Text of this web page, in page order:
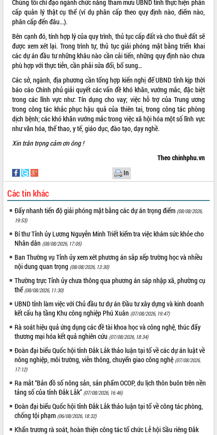
UBND tỉnh họp báo định kỳ tháng 4
năm 2026
Hội thảo khoa học “Giải pháp thúc đẩy
phát triển nền kinh tế xanh tại tỉnh
Đắk Lắk”
Tăng cường giám sát, đôn đốc thực
hiện nhiệm vụ quản lý tài sản công
hàng tuần
Tháo gỡ những vướng mắc, đẩy mạnh
công tác cải cách thủ tục hành chính
tại Trung tâm Phục vụ hành chính
công tỉnh
Đắk Lắk: Tôn vinh 46 giải pháp tại Hội
thi Sáng tạo Kỹ thuật 2024 - 2025
về phát triển nuôi trồng thủy sản
Phó Chủ tịch UBND tỉnh Đắk Lắk
Trương Công Thái kiểm tra thực địa
Dự án cao tốc Khánh Hòa - Buôn Ma
Thuột
Định vị cà phê Việt Nam như một “di
sản sống” trong dòng chảy toàn cầu
Xây dựng nông thôn mới: Nâng cao đời
sống người dân từ những mô hình thiết
thực
nhanh tiến độ các dự án trọng điểm
trong Khu kinh tế Nam Phú Yên
Hòn Yến phát triển du lịch gắn với bảo
tồn biển
Lấy ý kiến điều chỉnh Quy hoạch tỉnh
Đắk Lắk thời kỳ 2021-2030, tầm nhìn
đến năm 2050
Phát động chiến dịch 30 ngày đêm
giải phóng mặt bằng Tuyến đường bộ
ven biển
Đắk Lắk nỗ lực thúc đẩy tăng trưởng
II/2026
Đắk Lắk ký kết thỏa thuận hợp tác về
chuyển đổi số giai đoạn 2026 – 2030
Chúng tôi chỉ đạo ngành chức năng tham mưu UBND tỉnh thực hiện phân
cấp quản lý thật cụ thể (ví dụ phân cấp theo quy định nào, điểm nào,
phân cấp đến đâu...).
Bên cạnh đó, tính hợp lý của quy trình, thủ tục cấp đất và cho thuê đất sẽ
được xem xét lại. Trong trình tự, thủ tục giải phóng mặt bằng triển khai
các dự án đầu tư những khâu nào cần cải tiến, những quy định nào chưa
phù hợp với thực tiễn, cần phải sửa đổi, bổ sung…
Các sở, ngành, địa phương cần tổng hợp kiến nghị để UBND tỉnh kịp thời
báo cáo Chính phủ giải quyết các vấn đề khó khăn, vướng mắc, đặc biệt
trong các lĩnh vực như: Tín dụng cho vay; việc hỗ trợ của Trung ương
trong công tác khắc phục hậu quả của thiên tai, trong công tác phòng
dịch bệnh; các khó khăn vướng mắc trong việc xã hội hóa một số lĩnh vực
như văn hóa, thể thao, y tế, giáo dục, đào tạo, dạy nghề.
Xin trân trọng cảm ơn ông !
Theo chinhphu.vn
In
Các tin khác
Đẩy nhanh tiến độ giải phóng mặt bằng các dự án trọng điểm (08/08/2026,
19:53)
Bí thư Tỉnh ủy Lương Nguyễn Minh Triết kiểm tra việc khám sức khỏe cho
Nhân dân (08/08/2026, 17:05)
Ban Thường vụ Tỉnh ủy xem xét phương án sắp xếp trường học và nhiều
nội dung quan trọng (08/08/2026, 13:30)
Thường trực Tỉnh ủy chưa thông qua phương án sáp nhập xã, phường cụ
thể (08/08/2026, 11:30)
UBND tỉnh làm việc với Chủ đầu tư dự án Đầu tư xây dựng và kinh doanh
kết cấu hạ tầng Khu công nghiệp Phú Xuân (07/08/2026, 19:47)
Rà soát hiệu quả ứng dụng các đề tài khoa học và công nghệ, thúc đẩy
thương mại hóa kết quả nghiên cứu (07/08/2026, 18:34)
Đoàn đại biểu Quốc hội tỉnh Đắk Lắk thảo luận tại tổ về các dự án luật về
nông nghiệp, môi trường, viễn thông, chuyển giao công nghệ (07/08/2026,
17:12)
Ra mắt “Bản đồ số nông sản, sản phẩm OCOP, du lịch thôn buôn trên nền
tảng số của tỉnh Đắk Lắk” (07/08/2026, 16:46)
Đoàn đại biểu Quốc hội tỉnh Đắk Lắk thảo luận tại tổ về công tác phòng,
chống tội phạm (06/08/2026, 18:32)
Khẩn trương rà soát, hoàn thiện công tác tổ chức Lễ hội Sầu riêng Đắk